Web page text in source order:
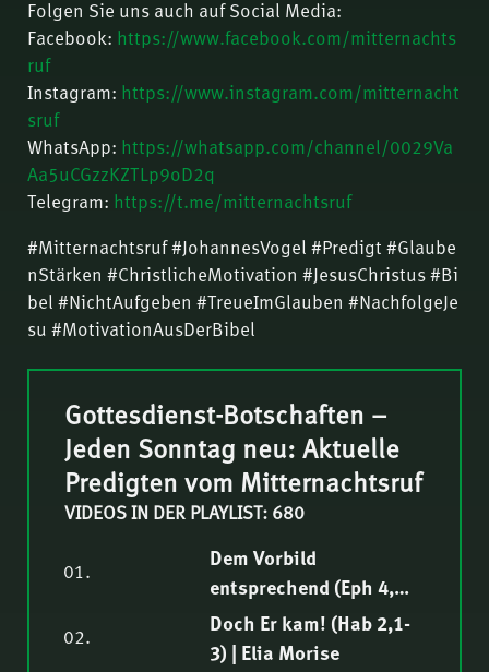
Folgen Sie uns auch auf Social Media:
Facebook: https://www.facebook.com/mitternachts
ruf
Instagram: https://www.instagram.com/mitternacht
sruf
WhatsApp: https://whatsapp.com/channel/0029Va
Aa5uCGzzKZTLp9oD2q
Telegram: https://t.me/mitternachtsruf
#Mitternachtsruf #JohannesVogel #Predigt #Glaube
nStärken #ChristlicheMotivation #JesusChristus #Bi
bel #NichtAufgeben #TreueImGlauben #NachfolgeJe
su #MotivationAusDerBibel
Gottesdienst-Botschaften –
Jeden Sonntag neu: Aktuelle
Predigten vom Mitternachtsruf
VIDEOS IN DER PLAYLIST: 680
01.
Dem Vorbild
entsprechend (Eph 4,1-
16) | Samuel
Rindlisbacher
02.
Doch Er kam! (Hab 2,1-
3) | Elia Morise